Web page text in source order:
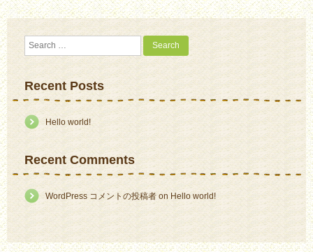
Search
Recent Posts
Hello world!
Recent Comments
WordPress コメントの投稿者on Hello world!